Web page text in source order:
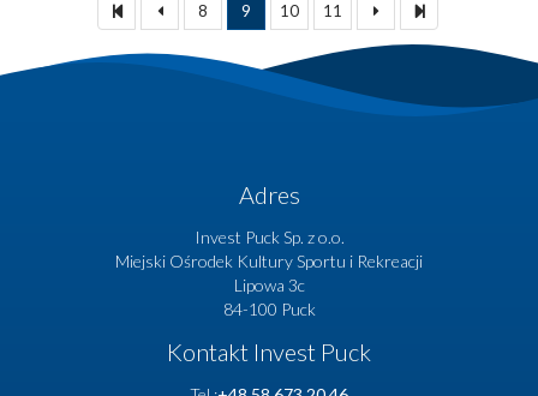
8 9 10 11
Adres
Invest Puck Sp. z o.o.
Miejski Ośrodek Kultury Sportu i Rekreacji
Lipowa 3c
84-100 Puck
Kontakt Invest Puck